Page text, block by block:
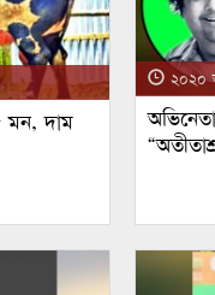
মন, দাম
২০২০